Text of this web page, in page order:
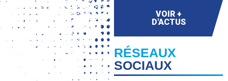
VOIR +
D'ACTUS
RÉSEAUX
SOCIAUX